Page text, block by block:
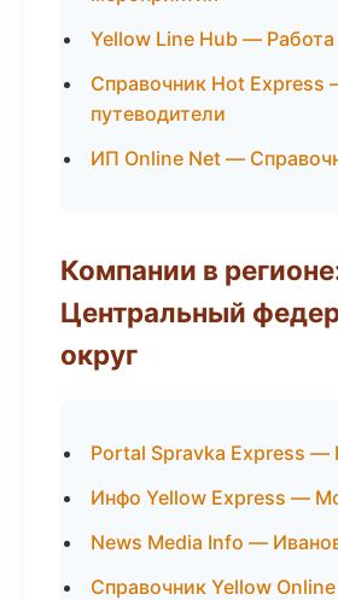
Yellow Line Hub — Работа
Справочник Hot Express
путеводители
ИП Online Net —
Компании в
Центральный
округ
Portal Spravka Express —
Инфо Yellow Express —
News Media Info —
Справочник Yellow